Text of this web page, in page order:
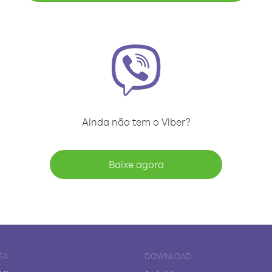
Ainda não tem o Viber?
Baixe agora
DOWNLOAD